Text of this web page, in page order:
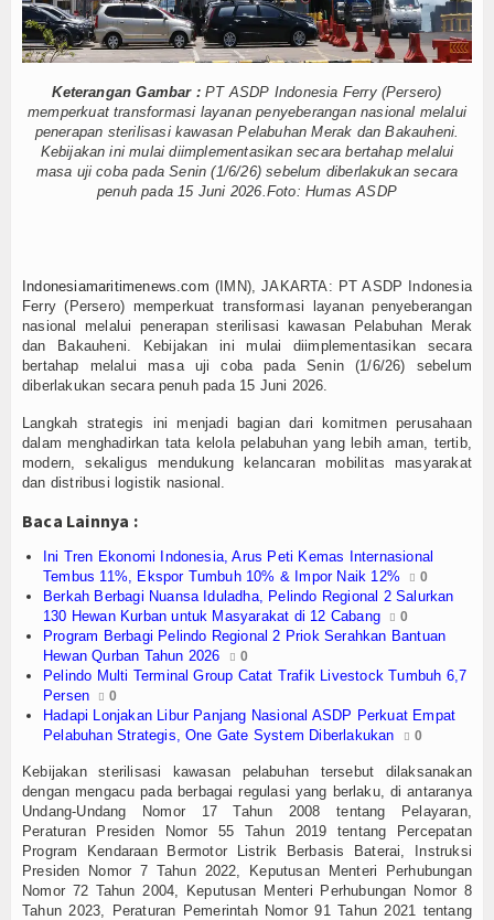
Logistik
Maritim
Nasional
News
Religi
Opini
Pelabuhan
Politik
Seni & Budaya
Sorot
Tauziah
Tokoh
Wisata
TV
Channel
Belitung
Merah Putih
Keterangan Gambar : PT ASDP Indonesia Ferry (Persero)
memperkuat transformasi layanan penyeberangan nasional melalui
penerapan sterilisasi kawasan Pelabuhan Merak dan Bakauheni.
Kebijakan ini mulai diimplementasikan secara bertahap melalui
masa uji coba pada Senin (1/6/26) sebelum diberlakukan secara
penuh pada 15 Juni 2026.Foto: Humas ASDP
Indonesiamaritimenews.com (IMN), JAKARTA: PT ASDP Indonesia
Ferry (Persero) memperkuat transformasi layanan penyeberangan
nasional melalui penerapan sterilisasi kawasan Pelabuhan Merak
dan Bakauheni. Kebijakan ini mulai diimplementasikan secara
bertahap melalui masa uji coba pada Senin (1/6/26) sebelum
diberlakukan secara penuh pada 15 Juni 2026.
Langkah strategis ini menjadi bagian dari komitmen perusahaan
dalam menghadirkan tata kelola pelabuhan yang lebih aman, tertib,
modern, sekaligus mendukung kelancaran mobilitas masyarakat
dan distribusi logistik nasional.
Baca Lainnya :
Ini Tren Ekonomi Indonesia, Arus Peti Kemas Internasional
Tembus 11%, Ekspor Tumbuh 10% & Impor Naik 12%
0
Berkah Berbagi Nuansa Iduladha, Pelindo Regional 2 Salurkan
130 Hewan Kurban untuk Masyarakat di 12 Cabang
0
Program Berbagi Pelindo Regional 2 Priok Serahkan Bantuan
Hewan Qurban Tahun 2026
0
Pelindo Multi Terminal Group Catat Trafik Livestock Tumbuh 6,7
Persen
0
Hadapi Lonjakan Libur Panjang Nasional ASDP Perkuat Empat
Pelabuhan Strategis, One Gate System Diberlakukan
0
Kebijakan sterilisasi kawasan pelabuhan tersebut dilaksanakan
dengan mengacu pada berbagai regulasi yang berlaku, di antaranya
Undang-Undang Nomor 17 Tahun 2008 tentang Pelayaran,
Peraturan Presiden Nomor 55 Tahun 2019 tentang Percepatan
Program Kendaraan Bermotor Listrik Berbasis Baterai, Instruksi
Presiden Nomor 7 Tahun 2022, Keputusan Menteri Perhubungan
Nomor 72 Tahun 2004, Keputusan Menteri Perhubungan Nomor 8
Tahun 2023, Peraturan Pemerintah Nomor 91 Tahun 2021 tentang